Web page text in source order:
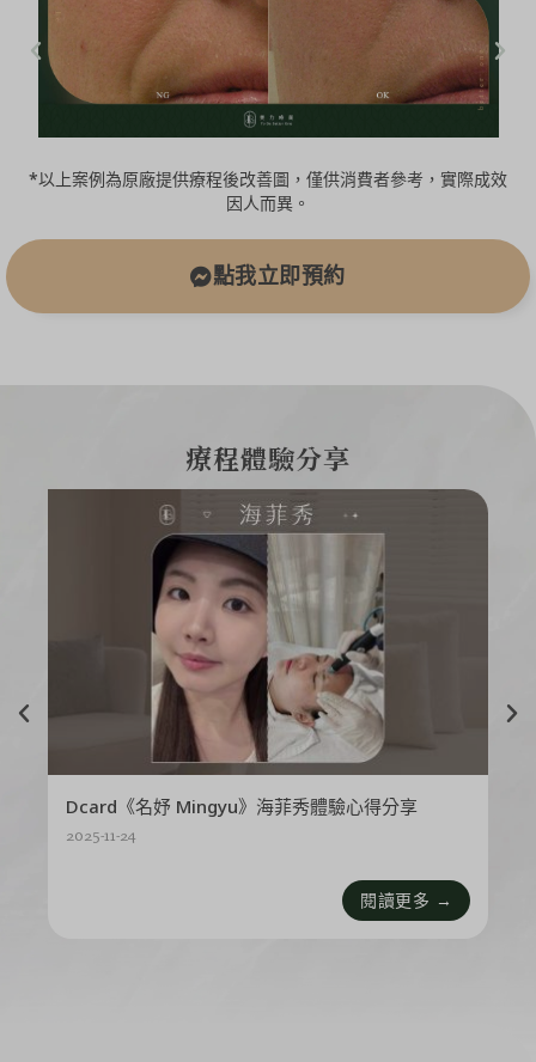
*以上案例為原廠提供療程後改善圖，僅供消費者參考，實際成效
因人而異。
點我立即預約
療程體驗分享
Dcard《名妤 Mingyu》海菲秀體驗心得分享
2025-11-24
閱讀更多 →